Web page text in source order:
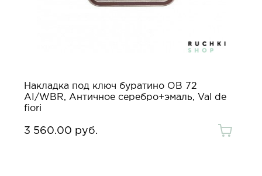
Накладка под ключ буратино OB 72
AI/WBR, Античное серебро+эмаль, Val de
fiori
3 560.00 руб.